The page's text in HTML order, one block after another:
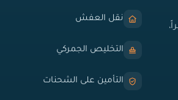
نقل العفش
التخليص الجمركي
التأمين على الشحنات